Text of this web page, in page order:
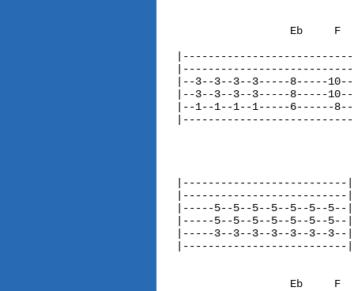
Eb     F
|--3--3--3--3-----8-----
|--3--3--3--3-----8-----10--
|--1--1--1--1-----6------
|-----5--5--5--5--5--5--
|-----5--5--5--5--5--5--
|-----3--3--3--3--3--3--
Eb     F